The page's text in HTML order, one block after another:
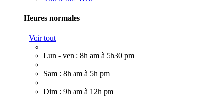
Heures normales
Voir tout
Lun - ven : 8h am à 5h30 pm
Sam : 8h am à 5h pm
Dim : 9h am à 12h pm